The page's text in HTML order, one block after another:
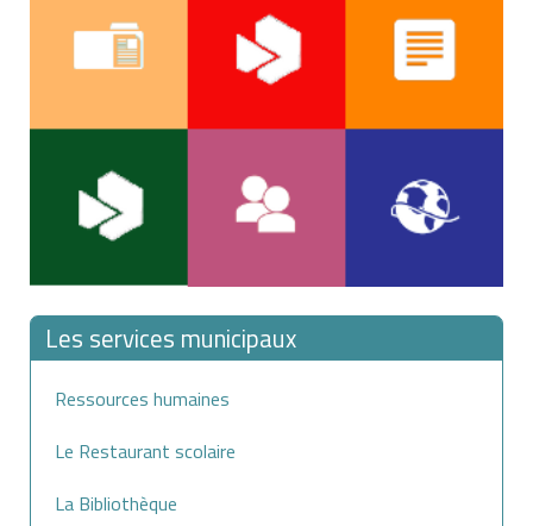
Les services municipaux
Ressources humaines
Le Restaurant scolaire
La Bibliothèque